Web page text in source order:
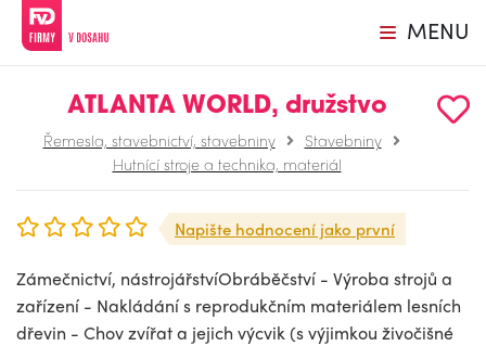
MENU
ATLANTA WORLD, družstvo
Řemesla, stavebnictví, stavebniny
Stavebniny
Hutnící stroje a technika, materiál
Napište hodnocení jako první
Zámečnictví, nástrojářstvíObráběčství - Výroba strojů a
zařízení - Nakládání s reprodukčním materiálem lesních
dřevin - Chov zvířat a jejich výcvik (s výjimkou živočišné